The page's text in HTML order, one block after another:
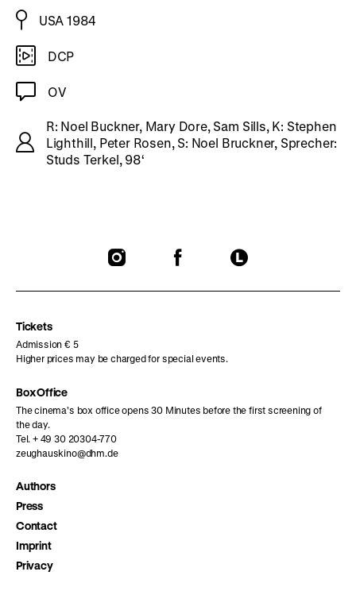
USA 1984
DCP
OV
R: Noel Buckner, Mary Dore, Sam Sills, K: Stephen
Lighthill, Peter Rosen, S: Noel Bruckner, Sprecher:
Studs Terkel, 98‘
To
To
To
Tickets
Admission € 5
Higher prices may be charged for special events.
Box Office
The cinema’s box office opens 30 Minutes before the first screening of
the day.
Tel. + 49 30 20304-770
zeughauskino@dhm.de
Authors
Press
Contact
Imprint
Privacy